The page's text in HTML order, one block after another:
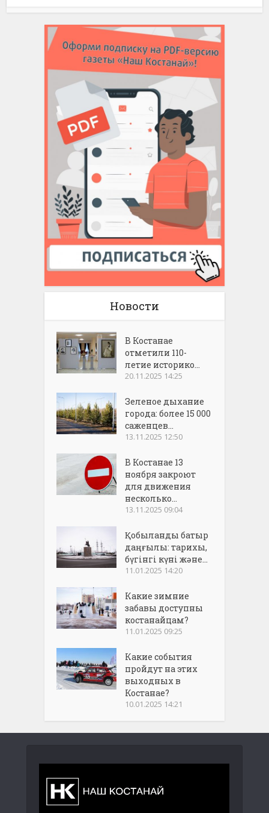
Новости
В Костанае
отметили 110-
летие историко...
20.11.2025 14:25
Зеленое дыхание
города: более 15 000
саженцев...
13.11.2025 12:50
В Костанае 13
ноября закроют
для движения
несколько...
13.11.2025 09:04
Қобыланды батыр
даңғылы: тарихы,
бүгінгі күні және...
11.01.2025 14:20
Какие зимние
забавы доступны
костанайцам?
11.01.2025 09:25
Какие события
пройдут на этих
выходных в
Костанае?
10.01.2025 14:21